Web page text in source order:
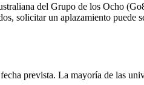
del Grupo de los Ocho
solicitar un aplazamiento puede
prevista. La mayoría de las